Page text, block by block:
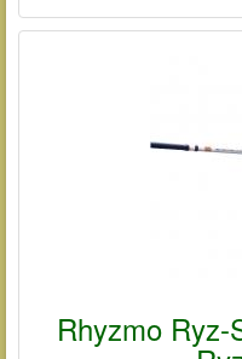
Rhyzmo